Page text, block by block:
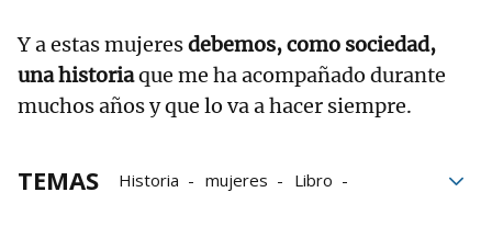
Y a estas mujeresdebemos, como sociedad,
una historiaque me ha acompañado durante
muchos años y que lo va a hacer siempre.
TEMAS Historia mujeres
Libro